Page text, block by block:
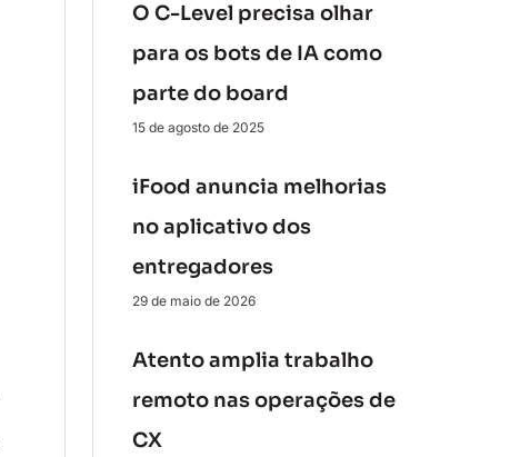
O C-Level precisa olhar
para os bots de IA como
parte do board
15 de agosto de 2025
iFood anuncia melhorias
no aplicativo dos
entregadores
29 de maio de 2026
Atento amplia trabalho
remoto nas operações de
CX